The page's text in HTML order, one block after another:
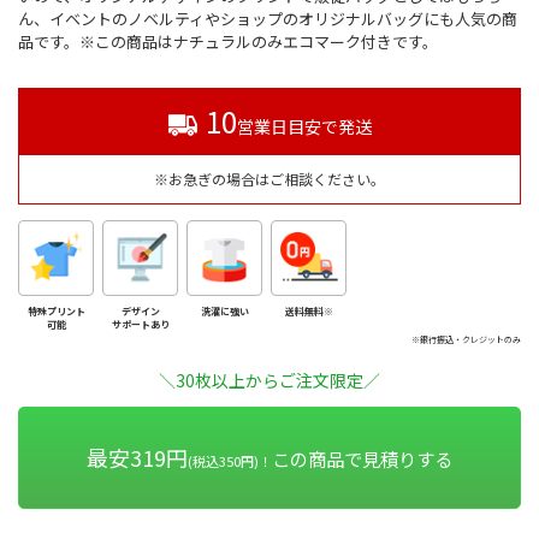
ん、イベントのノベルティやショップのオリジナルバッグにも人気の商
品です。※この商品はナチュラルのみエコマーク付きです。
10営業日目安で発送
※お急ぎの場合はご相談ください。
特殊プリント
可能
デザイン
サポートあり
洗濯に強い 送料無料※
※銀行振込・クレジットのみ
＼30枚以上からご注文限定／
最安319円(税込350円)！ この商品で見積りする